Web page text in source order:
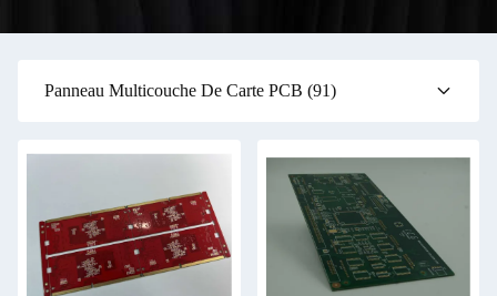
Panneau Multicouche De Carte PCB (91)